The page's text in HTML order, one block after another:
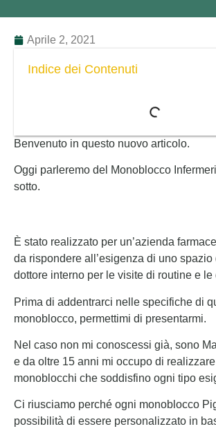
Aprile 2, 2021
Indice dei Contenuti
Benvenuto in questo nuovo articolo.
Oggi parleremo del Monoblocco
sotto.
È stato realizzato per un’azienda
da rispondere all’esigenza di uno spazio
dottore interno per le visite di routine e le
Prima di addentrarci nelle specifiche di
monoblocco, permettimi di presentarmi.
Nel caso non mi conoscessi già, sono
e da oltre 15 anni mi occupo di
monoblocchi che soddisfino ogni tipo
Ci riusciamo perché ogni monoblocco
possibilità di essere personalizzato in